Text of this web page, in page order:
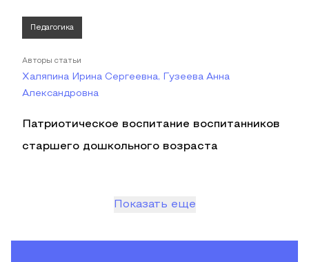
Педагогика
Авторы статьи
Халяпина Ирина Сергеевна, Гузеева Анна
Александровна
Патриотическое воспитание воспитанников
старшего дошкольного возраста
Показать еще